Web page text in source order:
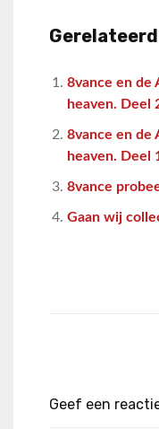
8vance en de
heaven. Deel
8vance en de
heaven. Deel
8vance
Gaan wij
Geef een